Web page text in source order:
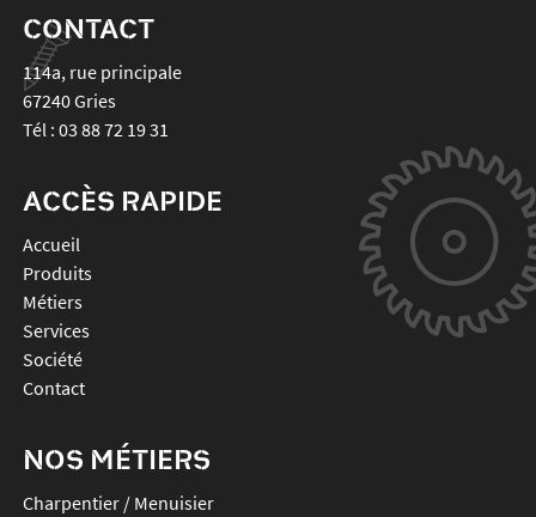
CONTACT
114a, rue principale
67240Gries
Tél : 03 88 72 19 31
ACCÈS RAPIDE
Accueil
Produits
Métiers
Services
Société
Contact
NOS MÉTIERS
Charpentier / Menuisier